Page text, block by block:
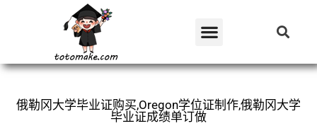
俄勒冈大学毕业证购买,Oregon学位证制作,俄勒冈大学
毕业证成绩单订做